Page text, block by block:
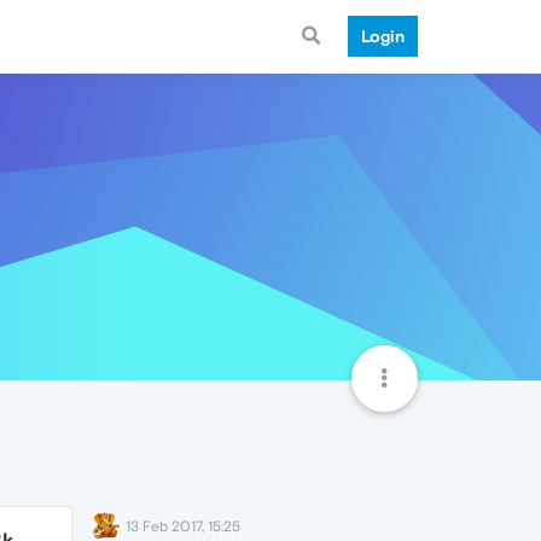
Login
13 Feb 2017, 15:25